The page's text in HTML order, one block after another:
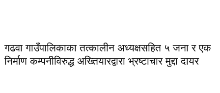
गढवा गाउँपालिकाका तत्कालीन अध्यक्षसहित ५ जना र एक
निर्माण कम्पनीविरुद्ध अख्तियारद्वारा भ्रष्टाचार मुद्दा दायर